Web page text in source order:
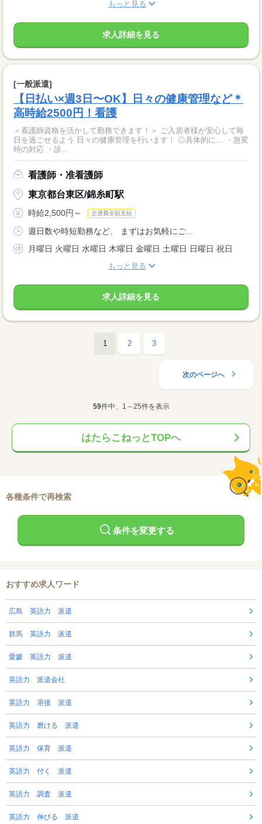
もっと見る
求人詳細を見る
[一般派遣]
【日払い×週3日〜OK】日々の健康管理など＊
高時給2500円！看護
＜看護師資格を活かして勤務できます！＞ ご入居者様が安心して毎
日を過ごせるよう 日々の健康管理を行います！ ◎具体的に… ・急変
時の対応 ・診...
看護師・准看護師
東京都台東区/錦糸町駅
時給2,500円～ 交通費全額支給
週日数や時短勤務など、 まずはお気軽にご...
月曜日 火曜日 水曜日 木曜日 金曜日 土曜日 日曜日 祝日
もっと見る
求人詳細を見る
1 2 3
次のページへ
59件中、1～25件を表示
はたらこねっとTOPへ
各種条件で再検索
条件を変更する
おすすめ求人ワード
広島 英語力 派遣
群馬 英語力 派遣
愛媛 英語力 派遣
英語力 派遣会社
英語力 溶接 派遣
英語力 磨ける 派遣
英語力 保育 派遣
英語力 付く 派遣
英語力 調査 派遣
英語力 伸びる 派遣